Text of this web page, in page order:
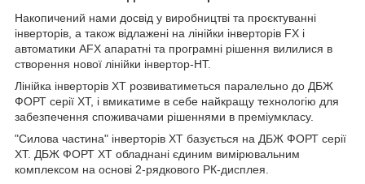
Накопичений нами досвід у виробництві та проєктуванні
інверторів, а також відлажені на лінійки інверторів FX і
автоматики AFX апаратні та програмні рішення вилилися в
створення нової лінійки інвертор-HT.
Лінійка інверторів ХТ розвиватиметься паралельно до ДБЖ
ФОРТ серії XT, і вмикатиме в себе найкращу технологію для
забезпечення споживачами рішеннями в преміумкласу.
"Силова частина" інверторів ХТ базується на ДБЖ ФОРТ серії
XT. ДБЖ ФОРТ ХТ обладнані єдиним вимірювальним
комплексом на основі 2-рядкового РК-дисплея.